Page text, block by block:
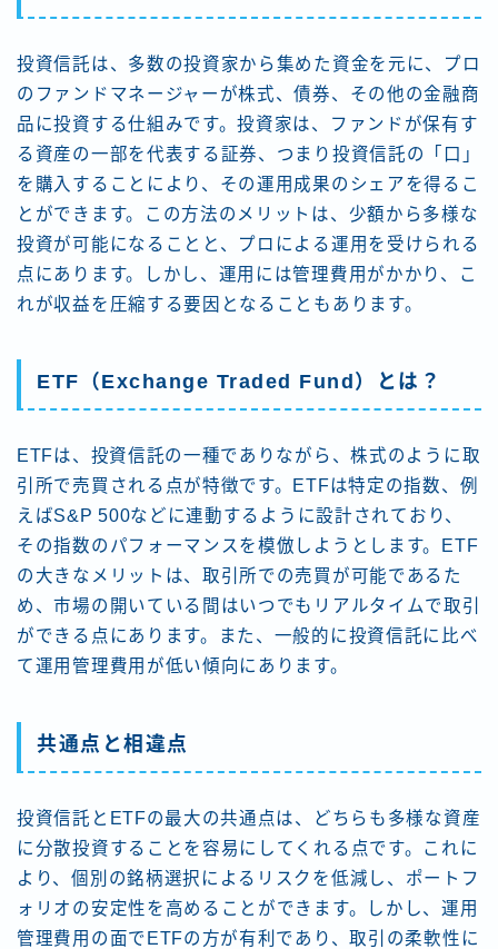
投資信託は、多数の投資家から集めた資金を元に、プロ
のファンドマネージャーが株式、債券、その他の金融商
品に投資する仕組みです。投資家は、ファンドが保有す
る資産の一部を代表する証券、つまり投資信託の「口」
を購入することにより、その運用成果のシェアを得るこ
とができます。この方法のメリットは、少額から多様な
投資が可能になることと、プロによる運用を受けられる
点にあります。しかし、運用には管理費用がかかり、こ
れが収益を圧縮する要因となることもあります。
ETF（Exchange Traded Fund）とは？
ETFは、投資信託の一種でありながら、株式のように取
引所で売買される点が特徴です。ETFは特定の指数、例
えばS&P 500などに連動するように設計されており、
その指数のパフォーマンスを模倣しようとします。ETF
の大きなメリットは、取引所での売買が可能であるた
め、市場の開いている間はいつでもリアルタイムで取引
ができる点にあります。また、一般的に投資信託に比べ
て運用管理費用が低い傾向にあります。
共通点と相違点
投資信託とETFの最大の共通点は、どちらも多様な資産
に分散投資することを容易にしてくれる点です。これに
より、個別の銘柄選択によるリスクを低減し、ポートフ
ォリオの安定性を高めることができます。しかし、運用
管理費用の面でETFの方が有利であり、取引の柔軟性に